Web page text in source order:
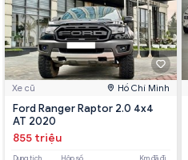
Xe cũ Hồ Chí Minh
Ford Ranger Raptor 2.0 4x4
AT 2020
855 triệu
Dung tích Hộp số Km đã đi